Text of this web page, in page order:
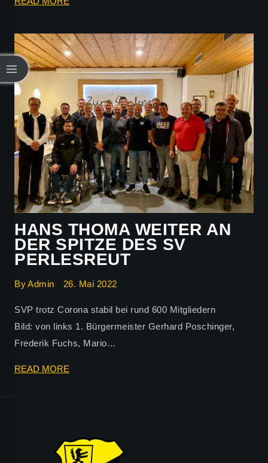
SV
PERLESREUT
HANS THOMA WEITER AN
DER SPITZE DES SV
PERLESREUT
ByAdmin 26. Mai 2022
SVP trotz Corona stabil bei rund 600 Mitgliedern
Bild: von links 1. Bürgermeister Gerhard Poschinger,
Frederik Fuchs, Mario…
READ MORE
SPITZE